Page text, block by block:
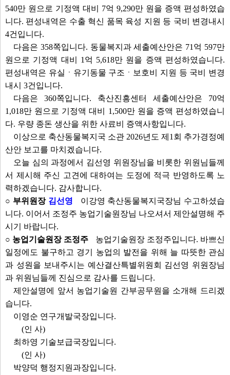
540만 원으로 기정액 대비 7억 9,290만 원을 증액 편성하였습
니다. 편성내역은 수출 혁신 품목 육성 지원 등 국비 변경내시
4건입니다.
다음은 358쪽입니다. 동물복지과 세출예산안은 71억 597만
원으로 기정액 대비 1억 5,618만 원을 증액 편성하였습니다.
편성내역은 유실ㆍ유기동물 구조ㆍ보호비 지원 등 국비 변경
내시 3건입니다.
다음은 360쪽입니다. 축산진흥센터 세출예산안은 70억
1,018만 원으로 기정액 대비 1,500만 원을 증액 편성하였습니
다. 우량 종돈 생산을 위한 사료비 증액사항입니다.
이상으로 축산동물복지국 소관 2026년도 제1회 추가경정예
산안 보고를 마치겠습니다.
오늘 심의 과정에서 김선영 위원장님을 비롯한 위원님들께
서 제시해 주신 고견에 대하여는 도정에 적극 반영하도록 노
력하겠습니다. 감사합니다.
○ 부위원장 김선영
이강영 축산동물복지국장님 수고하셨습
니다. 이어서 조정주 농업기술원장님 나오셔서 제안설명해 주
시기 바랍니다.
○ 농업기술원장 조정주
농업기술원장 조정주입니다. 바쁘신
일정에도 불구하고 경기 농업의 발전을 위해 늘 따뜻한 관심
과 성원을 보내주시는 예산결산특별위원회 김선영 위원장님
과 위원님들께 진심으로 감사를 드립니다.
제안설명에 앞서 농업기술원 간부공무원을 소개해 드리겠
습니다.
이영순 연구개발국장입니다.
(인 사)
최하영 기술보급국장입니다.
(인 사)
박양덕 행정지원과장입니다.